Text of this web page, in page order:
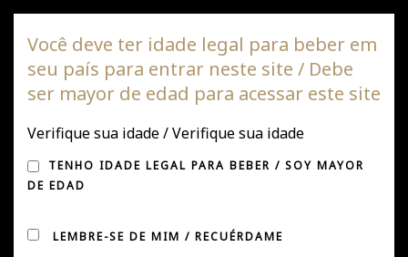
Vinha DAGAZ
de
AS NOVAS ESTRADAS DE
Você deve ter idade legal para beber em
seu país para entrar neste site / Debe
ser mayor de edad para acessar este site
Verifique sua idade / Verifique sua idade
TENHO IDADE LEGAL PARA BEBER / SOY MAYOR
DE EDAD
LEMBRE-SE DE MIM / RECUÉRDAME